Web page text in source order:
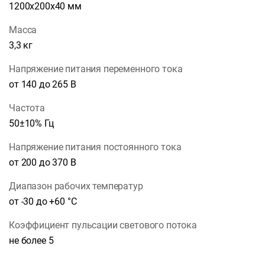
1200х200х40 мм
Масса
3,3 кг
Напряжение питания переменного тока
от 140 до 265 В
Частота
50±10% Гц
Напряжение питания постоянного тока
от 200 до 370 В
Диапазон рабочих температур
от -30 до +60 °С
Коэффициент пульсации светового потока
не более 5